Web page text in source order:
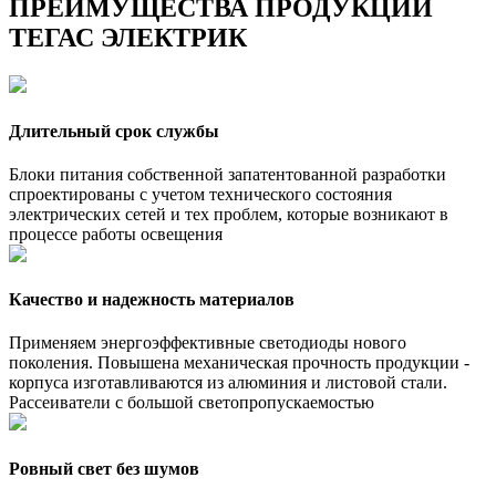
ПРЕИМУЩЕСТВА ПРОДУКЦИИ
ТЕГАС ЭЛЕКТРИК
Длительный срок службы
Блоки питания собственной запатентованной разработки
спроектированы с учетом технического состояния
электрических сетей и тех проблем, которые возникают в
процессе работы освещения
Качество и надежность материалов
Применяем энергоэффективные светодиоды нового
поколения. Повышена механическая прочность продукции -
корпуса изготавливаются из алюминия и листовой стали.
Рассеиватели с большой светопропускаемостью
Ровный свет без шумов